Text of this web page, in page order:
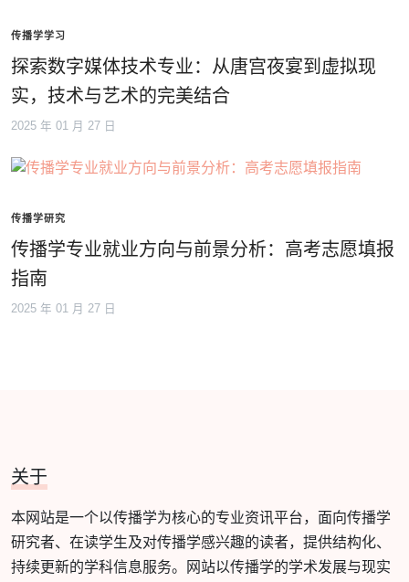
传播学学习
探索数字媒体技术专业：从唐宫夜宴到虚拟现
实，技术与艺术的完美结合
2025 年 01 月 27 日
传播学研究
传播学专业就业方向与前景分析：高考志愿填报
指南
2025 年 01 月 27 日
关于
本网站是一个以传播学为核心的专业资讯平台，面向传播学
研究者、在读学生及对传播学感兴趣的读者，提供结构化、
持续更新的学科信息服务。网站以传播学的学术发展与现实